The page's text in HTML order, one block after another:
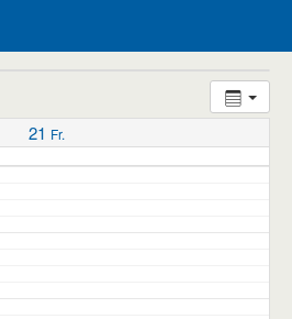
21 Fr.